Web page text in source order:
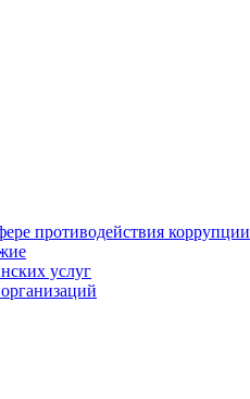
противодействия коррупции
услуг